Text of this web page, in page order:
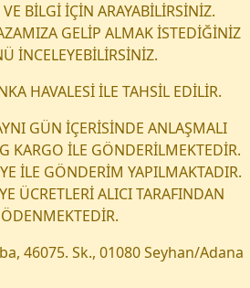
VE BİLGİ İÇİN ARAYABİLİRSİNİZ.
GELİP ALMAK İSTEDİĞİNİZ
İNCELEYEBİLİRSİNİZ.
HAVALESİ İLE TAHSİL EDİLİR.
GÜN İÇERİSİNDE ANLAŞMALI
KARGO İLE GÖNDERİLMEKTEDİR.
İLE GÖNDERİM YAPILMAKTADIR.
ÜCRETLERİ ALICI TARAFINDAN
ÖDENMEKTEDİR.
46075. Sk., 01080 Seyhan/Adana